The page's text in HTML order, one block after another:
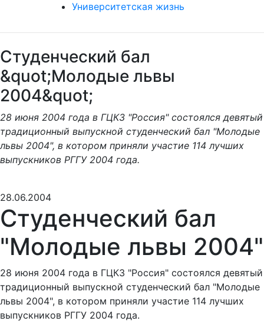
Университетская жизнь
Студенческий бал
&quot;Молодые львы
2004&quot;
28 июня 2004 года в ГЦКЗ "Россия" состоялся девятый
традиционный выпускной студенческий бал "Молодые
львы 2004", в котором приняли участие 114 лучших
выпускников РГГУ 2004 года.
28.06.2004
Студенческий бал
"Молодые львы 2004"
28 июня 2004 года в ГЦКЗ "Россия" состоялся девятый
традиционный выпускной студенческий бал "Молодые
львы 2004", в котором приняли участие 114 лучших
выпускников РГГУ 2004 года.